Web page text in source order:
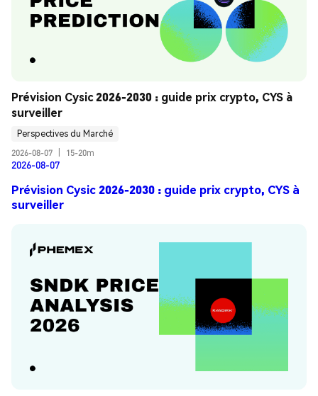
Prévision Cysic 2026-2030 : guide prix crypto, CYS à
surveiller
Perspectives du Marché
2026-08-07
15-20m
2026-08-07
Prévision Cysic 2026-2030 : guide prix crypto, CYS à
surveiller